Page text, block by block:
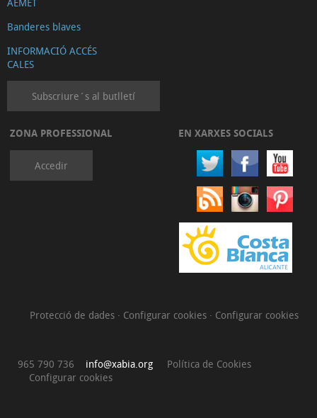
Banderes blaves
INFORMACIÓ ACCÉS
CALES
Subscriure´s al butlletí
ZONA PROFESSIONAL
Accedir
EN XARXES SOCIALS
Protecció de dades · Configurar cookies · Configurar cookies
965 790 736 info@xabia.org
Política de Cookies
Configurar cookies